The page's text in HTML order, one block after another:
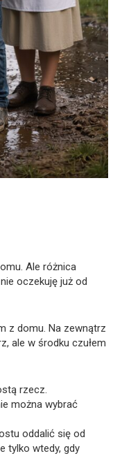
Ale różnica
oczekuję już od
z domu. Na zewnątrz
ale w środku czułem
rzecz.
można wybrać
oddalić się od
tylko wtedy, gdy